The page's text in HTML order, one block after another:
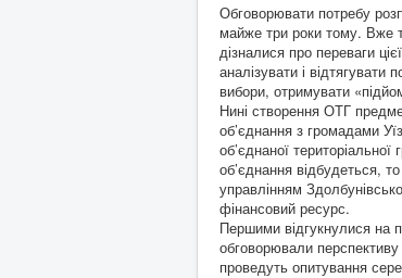
Обговорювати потребу
майже три роки тому. Вже
дізналися про переваги
аналізувати і
вибори, отримувати
Нині створення ОТГ
об’єднання з громадами
об’єднаної
об’єднання відбудеться,
управлінням
фінансовий ресурс.
Першими відгукнулися на
обговорювали
проведуть опитування